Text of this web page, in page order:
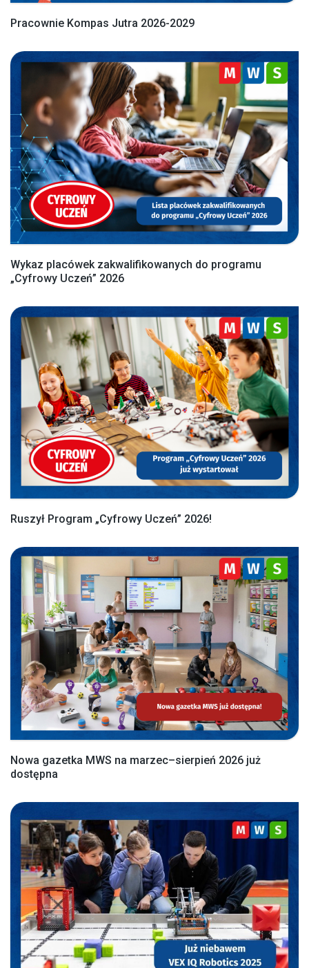
Pracownie Kompas Jutra 2026-2029
Wykaz placówek zakwalifikowanych do programu
„Cyfrowy Uczeń” 2026
Ruszył Program „Cyfrowy Uczeń” 2026!
Nowa gazetka MWS na marzec–sierpień 2026 już
dostępna